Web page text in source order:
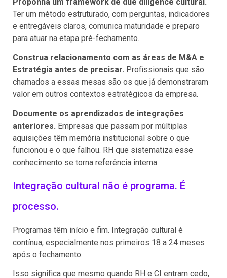
Ter um método estruturado, com perguntas, indicadores
e entregáveis claros, comunica maturidade e preparo
para atuar na etapa pré-fechamento.
Construa relacionamento com as áreas de M&A e
Estratégia antes de precisar. Profissionais que são
chamados a essas mesas são os que já demonstraram
valor em outros contextos estratégicos da empresa.
Documente os aprendizados de integrações
anteriores. Empresas que passam por múltiplas
aquisições têm memória institucional sobre o que
funcionou e o que falhou. RH que sistematiza esse
conhecimento se torna referência interna.
Integração cultural não é programa. É
processo.
Programas têm início e fim. Integração cultural é
contínua, especialmente nos primeiros 18 a 24 meses
após o fechamento.
Isso significa que mesmo quando RH e CI entram cedo,